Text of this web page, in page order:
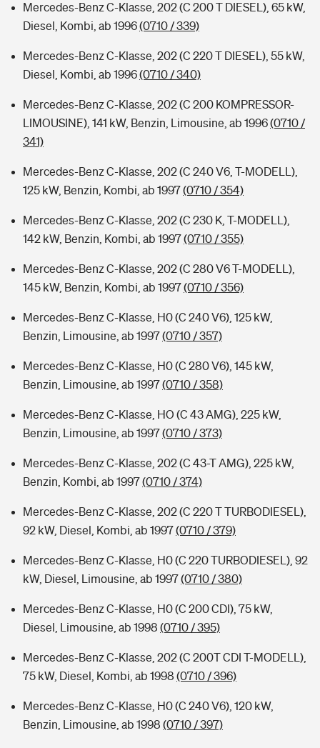
Mercedes-Benz C-Klasse, 202 (C 200 T DIESEL), 65 kW,
Diesel, Kombi, ab 1996(0710 / 339)
Mercedes-Benz C-Klasse, 202 (C 220 T DIESEL), 55 kW,
Diesel, Kombi, ab 1996(0710 / 340)
Mercedes-Benz C-Klasse, 202 (C 200 KOMPRESSOR-
LIMOUSINE), 141 kW, Benzin, Limousine, ab 1996(0710 /
341)
Mercedes-Benz C-Klasse, 202 (C 240 V6, T-MODELL),
125 kW, Benzin, Kombi, ab 1997(0710 / 354)
Mercedes-Benz C-Klasse, 202 (C 230 K, T-MODELL),
142 kW, Benzin, Kombi, ab 1997(0710 / 355)
Mercedes-Benz C-Klasse, 202 (C 280 V6 T-MODELL),
145 kW, Benzin, Kombi, ab 1997(0710 / 356)
Mercedes-Benz C-Klasse, H0 (C 240 V6), 125 kW,
Benzin, Limousine, ab 1997(0710 / 357)
Mercedes-Benz C-Klasse, H0 (C 280 V6), 145 kW,
Benzin, Limousine, ab 1997(0710 / 358)
Mercedes-Benz C-Klasse, HO (C 43 AMG), 225 kW,
Benzin, Limousine, ab 1997(0710 / 373)
Mercedes-Benz C-Klasse, 202 (C 43-T AMG), 225 kW,
Benzin, Kombi, ab 1997(0710 / 374)
Mercedes-Benz C-Klasse, 202 (C 220 T TURBODIESEL),
92 kW, Diesel, Kombi, ab 1997(0710 / 379)
Mercedes-Benz C-Klasse, H0 (C 220 TURBODIESEL), 92
kW, Diesel, Limousine, ab 1997(0710 / 380)
Mercedes-Benz C-Klasse, H0 (C 200 CDI), 75 kW,
Diesel, Limousine, ab 1998 (0710 / 395)
Mercedes-Benz C-Klasse, 202 (C 200T CDI T-MODELL),
75 kW, Diesel, Kombi, ab 1998 (0710 / 396)
Mercedes-Benz C-Klasse, H0 (C 240 V6), 120 kW,
Benzin, Limousine, ab 1998 (0710 / 397)